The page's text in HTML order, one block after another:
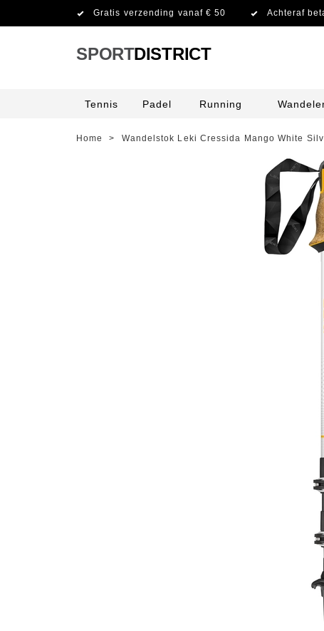
Gratis verzending vanaf € 50 Achteraf
SPORTDISTRICT
Tennis Padel Running
Home > Wandelstok Leki Cressida Mango White